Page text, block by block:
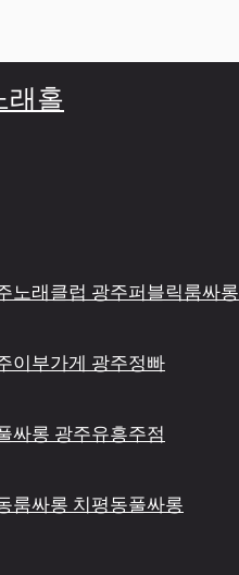
래홀
노래클럽 광주퍼블릭룸싸롱
이부가게 광주정빠
싸롱 광주유흥주점
룸싸롱 치평동풀싸롱